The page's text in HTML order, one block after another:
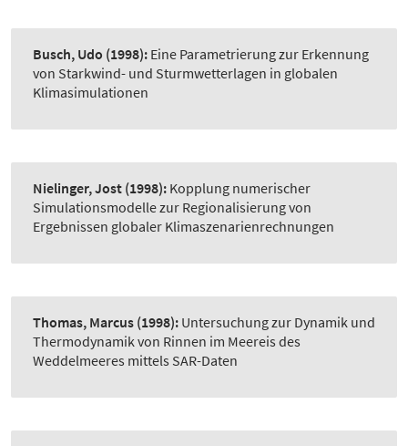
Busch, Udo (1998): Eine Parametrierung zur Erkennung
von Starkwind- und Sturmwetterlagen in globalen
Klimasimulationen
Nielinger, Jost (1998): Kopplung numerischer
Simulationsmodelle zur Regionalisierung von
Ergebnissen globaler Klimaszenarienrechnungen
Thomas, Marcus (1998): Untersuchung zur Dynamik und
Thermodynamik von Rinnen im Meereis des
Weddelmeeres mittels SAR-Daten